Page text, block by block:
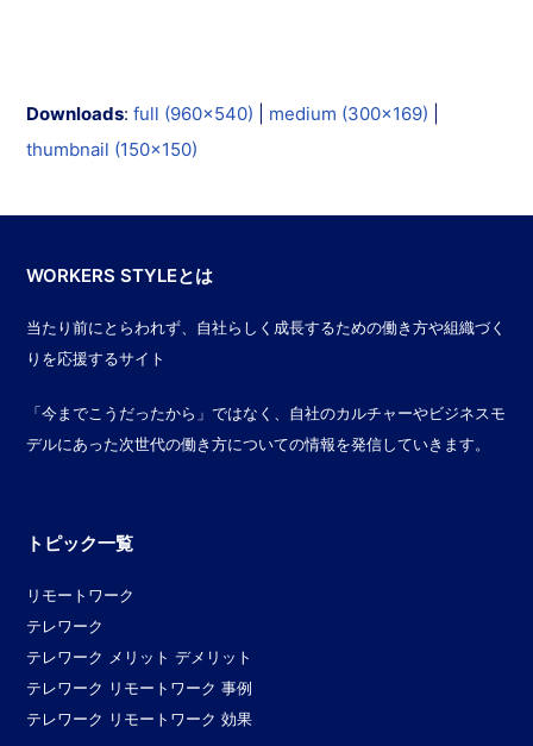
Downloads:full (960x540) medium (300x169)
thumbnail (150x150)
WORKERS STYLEとは
当たり前にとらわれず、自社らしく成長するための働き方や組織づく
りを応援するサイト
「今までこうだったから」ではなく、自社のカルチャーやビジネスモ
デルにあった次世代の働き方についての情報を発信していきます。
トピック一覧
リモートワーク
テレワーク
テレワーク メリット デメリット
テレワーク リモートワーク 事例
テレワーク リモートワーク 効果